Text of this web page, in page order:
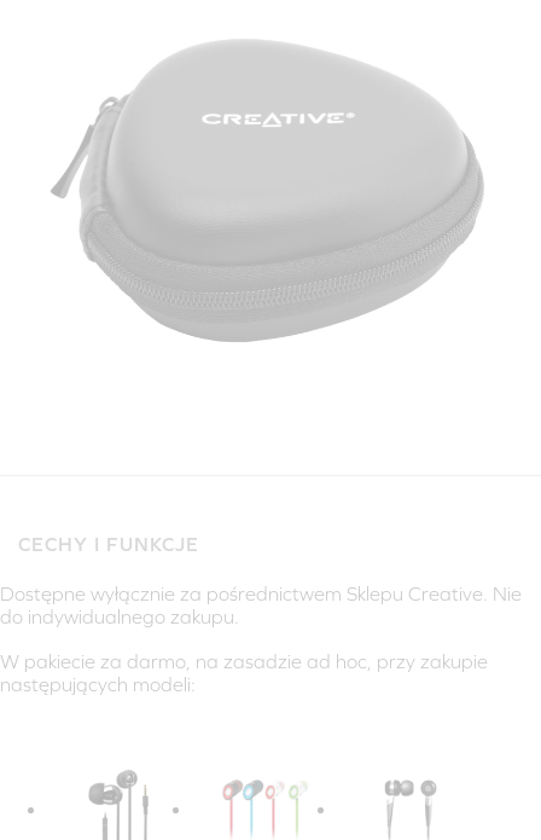
CECHY I FUNKCJE
Dostępne wyłącznie za pośrednictwem Sklepu Creative. Nie
do indywidualnego zakupu.
W pakiecie za darmo, na zasadzie ad hoc, przy zakupie
następujących modeli: